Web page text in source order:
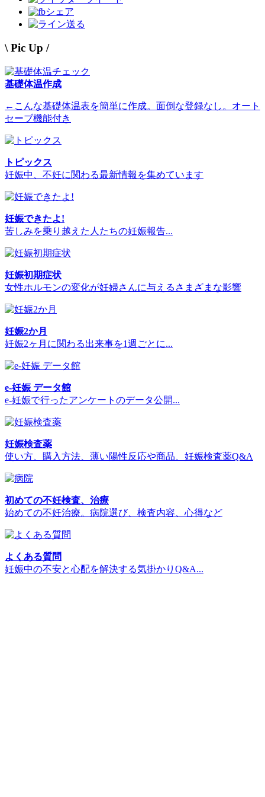
シェア
送る
\ Pic Up /
基礎体温作成
←こんな基礎体温表を簡単に作成。面倒な登録なし。オート
セーブ機能付き
トピックス
妊娠中、不妊に関わる最新情報を集めています
妊娠できたよ!
苦しみを乗り越えた人たちの妊娠報告...
妊娠初期症状
女性ホルモンの変化が妊婦さんに与えるさまざまな影響
妊娠2か月
妊娠2ヶ月に関わる出来事を1週ごとに...
e-妊娠 データ館
e-妊娠で行ったアンケートのデータ公開...
妊娠検査薬
使い方、購入方法、薄い陽性反応や商品、妊娠検査薬Q&A
初めての不妊検査、治療
始めての不妊治療。病院選び、検査内容、心得など
よくある質問
妊娠中の不安と心配を解決する気掛かりQ&A...